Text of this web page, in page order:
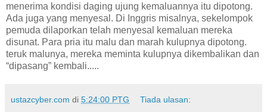
menerima kondisi daging ujung kemaluannya itu dipotong.
Ada juga yang menyesal. Di Inggris misalnya, sekelompok
pemuda dilaporkan telah menyesal kemaluan mereka
disunat. Para pria itu malu dan marah kulupnya dipotong.
teruk malunya, mereka meminta kulupnya dikembalikan dan
“dipasang” kembali.....
ustazcyber.com di 5:24:00 PTG Tiada ulasan: